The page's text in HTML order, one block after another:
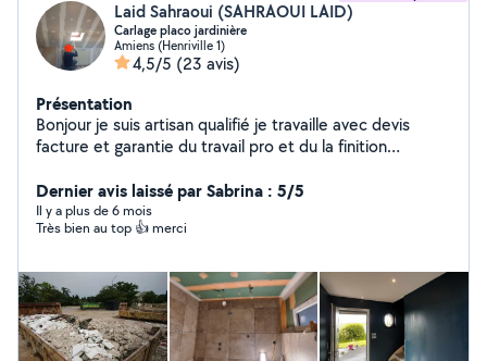
Laid Sahraoui (SAHRAOUI LAID)
Carlage placo jardinière
Amiens (Henriville 1)
4,5/5 (23 avis)
Présentation
Bonjour je suis artisan qualifié je travaille avec devis
facture et garantie du travail pro et du la finition
Dernier avis laissé par Sabrina : 5/5
Il y a plus de 6 mois
Très bien au top 👍 merci